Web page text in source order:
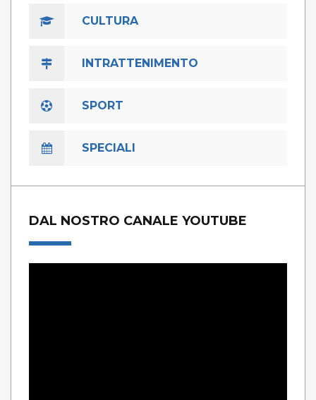
CULTURA
INTRATTENIMENTO
SPORT
SPECIALI
DAL NOSTRO CANALE YOUTUBE